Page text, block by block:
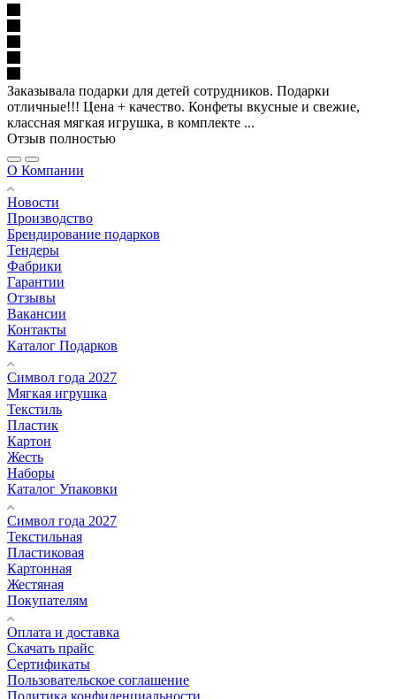
Заказывала подарки для детей сотрудников. Подарки
отличные!!! Цена + качество. Конфеты вкусные и свежие,
классная мягкая игрушка, в комплекте ...
Отзыв полностью
О Компании
Новости
Производство
Брендирование подарков
Тендеры
Фабрики
Гарантии
Отзывы
Вакансии
Контакты
Каталог Подарков
Символ года 2027
Мягкая игрушка
Текстиль
Пластик
Картон
Жесть
Наборы
Каталог Упаковки
Символ года 2027
Текстильная
Пластиковая
Картонная
Жестяная
Покупателям
Оплата и доставка
Скачать прайс
Сертификаты
Пользовательское соглашение
Политика конфиденциальности